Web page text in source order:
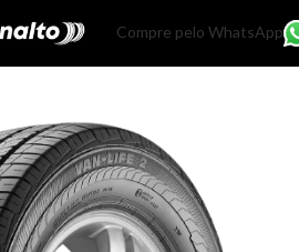
Compre pelo WhatsApp